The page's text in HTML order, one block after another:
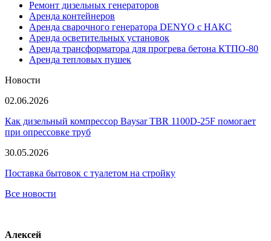
Ремонт дизельных генераторов
Аренда контейнеров
Аренда сварочного генератора DENYO с НАКС
Аренда осветительных установок
Аренда трансформатора для прогрева бетона КТПО-80
Аренда тепловых пушек
Новости
02.06.2026
Как дизельный компрессор Baysar TBR 1100D-25F помогает
при опрессовке труб
30.05.2026
Поставка бытовок с туалетом на стройку
Все новости
Алексей